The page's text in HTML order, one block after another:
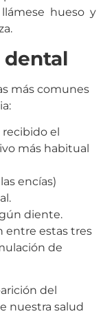
hueso y
dental
más comunes
recibido el
más habitual
encías)
diente.
entre estas tres
de
del
nuestra salud